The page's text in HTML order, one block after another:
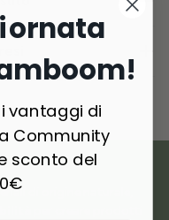
di origine naturale,
vantaggi di
Community
sconto del